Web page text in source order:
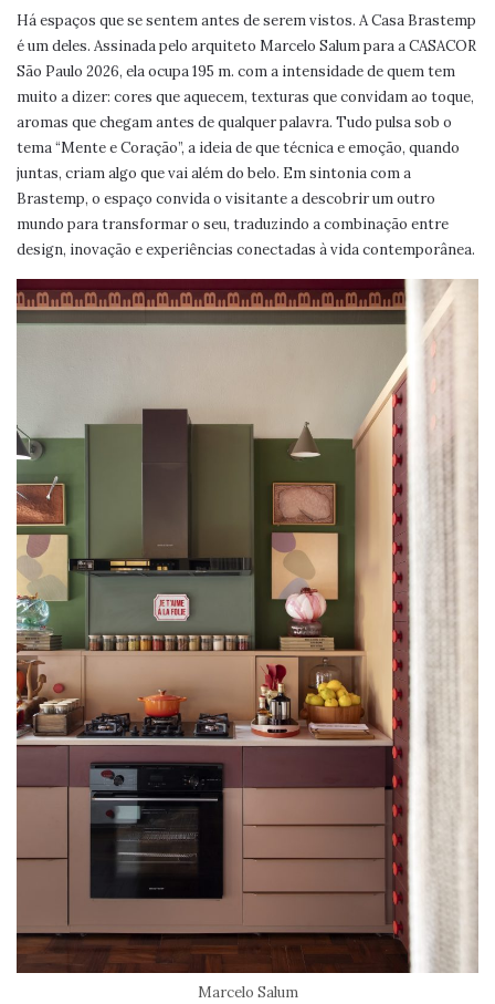
Há espaços que se sentem antes de serem vistos. A Casa Brastemp
é um deles. Assinada pelo arquiteto Marcelo Salum para a CASACOR
São Paulo 2026, ela ocupa 195 m. com a intensidade de quem tem
muito a dizer: cores que aquecem, texturas que convidam ao toque,
aromas que chegam antes de qualquer palavra. Tudo pulsa sob o
tema “Mente e Coração”, a ideia de que técnica e emoção, quando
juntas, criam algo que vai além do belo. Em sintonia com a
Brastemp, o espaço convida o visitante a descobrir um outro
mundo para transformar o seu, traduzindo a combinação entre
design, inovação e experiências conectadas à vida contemporânea.
Marcelo Salum